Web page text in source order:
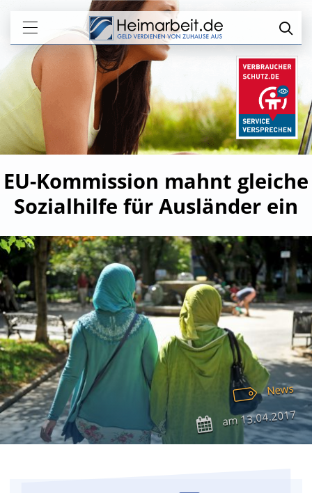
EU-Kommission mahnt gleiche
Sozialhilfe für Ausländer ein
News
am13.04.2017